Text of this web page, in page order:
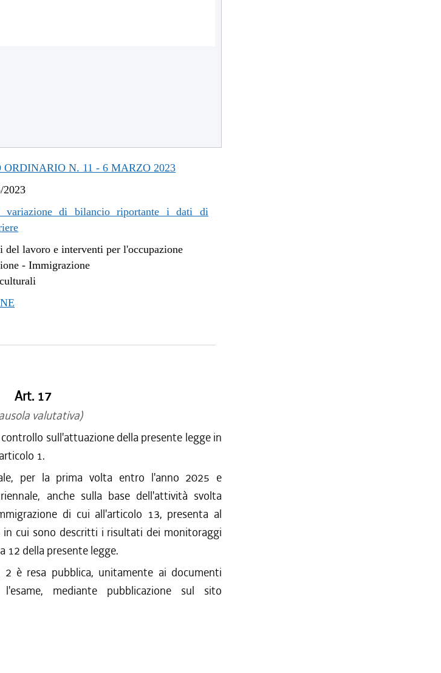
ORDINARIO N. 11 - 6 MARZO 2023
2023
variazione di bilancio riportante i dati di
del lavoro e interventi per l'occupazione
- Immigrazione
Art. 17
valutativa)
sull'attuazione della presente legge in
1.
per la prima volta entro l'anno 2025 e
anche sulla base dell'attività svolta
di cui all'articolo 13, presenta al
in cui sono descritti i risultati dei monitoraggi
12 della presente legge.
è resa pubblica, unitamente ai documenti
mediante pubblicazione sul sito